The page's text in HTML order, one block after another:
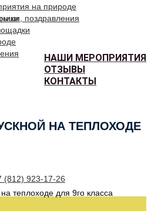
на природе
поздравления
НАШИ МЕРОПРИЯТИЯ
ОТЗЫВЫ
КОНТАКТЫ
НА ТЕПЛОХОДЕ
теплоходе для 9го класса
(812) 923-17-26